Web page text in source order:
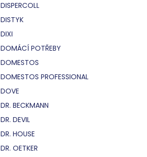
DISPERCOLL
DISTYK
DIXI
DOMÁCÍ POTŘEBY
DOMESTOS
DOMESTOS PROFESSIONAL
DOVE
DR. BECKMANN
DR. DEVIL
DR. HOUSE
DR. OETKER